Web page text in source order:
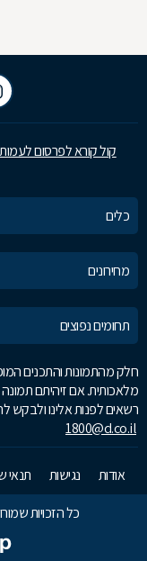
קול קורא לפרסום
כלים
מחירונים
תחומים נפוצים
חלק מהתמונות והתכנים
מלאכותית. אם זיהיתם תמונה
רשאים לפנות אלינו ולבקש
1800@d.co.il
אודות נגישות תנאי
כל הזכויות